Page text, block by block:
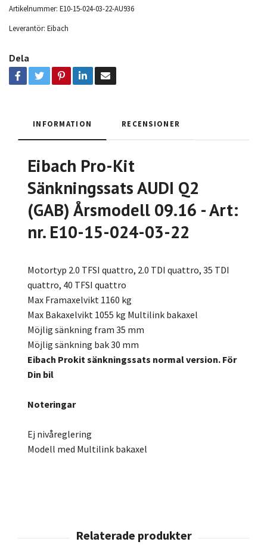
Artikelnummer: E10-15-024-03-22-AU936
Leverantör: Eibach
Dela
INFORMATION RECENSIONER
Eibach Pro-Kit
Sänkningssats AUDI Q2
(GAB) Årsmodell 09.16 - Art:
nr. E10-15-024-03-22
Motortyp 2.0 TFSI quattro, 2.0 TDI quattro, 35 TDI
quattro, 40 TFSI quattro
Max Framaxelvikt 1160 kg
Max Bakaxelvikt 1055 kg Multilink bakaxel
Möjlig sänkning fram 35 mm
Möjlig sänkning bak 30 mm
Eibach Prokit sänkningssats normal version. För
Din bil
Noteringar
Ej nivåreglering
Modell med Multilink bakaxel